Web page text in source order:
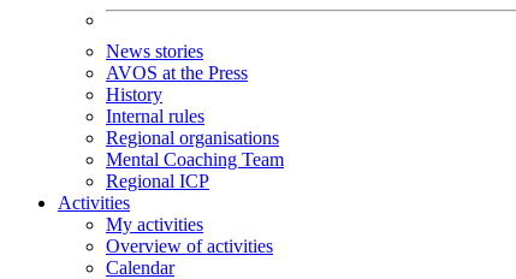
News stories
AVOS at the Press
History
Internal rules
Regional organisations
Mental Coaching Team
Regional ICP
Activities
My activities
Overview of activities
Calendar